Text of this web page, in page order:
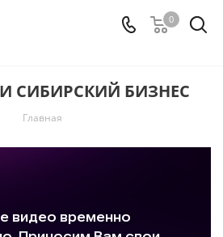
0
СИБИРСКИЙ БИЗНЕС
Главная